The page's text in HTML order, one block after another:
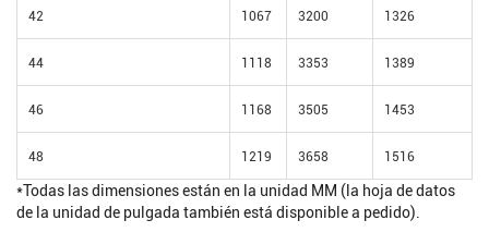
42 1067 3200 1326
44 1118 3353 1389
46 1168 3505 1453
48 1219 3658 1516
*Todas las dimensiones están en la unidad MM (la hoja de datos
de la unidad de pulgada también está disponible a pedido).